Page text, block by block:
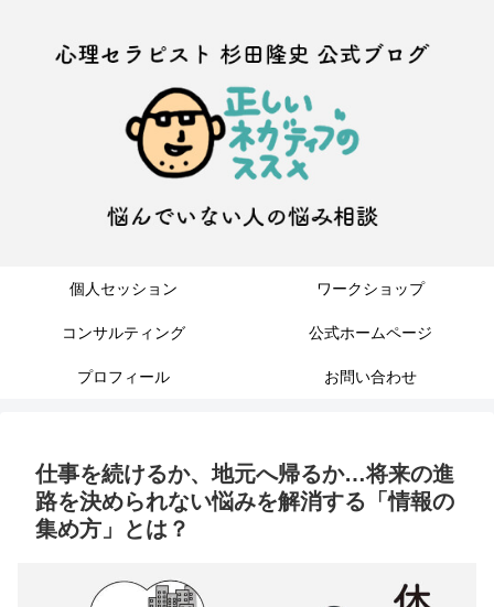
個人セッション ワークショップ
コンサルティング 公式ホームページ
プロフィール お問い合わせ
仕事を続けるか、地元へ帰るか…将来の進
路を決められない悩みを解消する「情報の
集め方」とは？